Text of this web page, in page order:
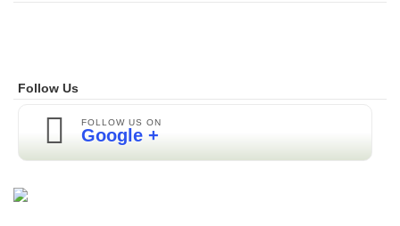
Follow Us
FOLLOW US ON
Google +